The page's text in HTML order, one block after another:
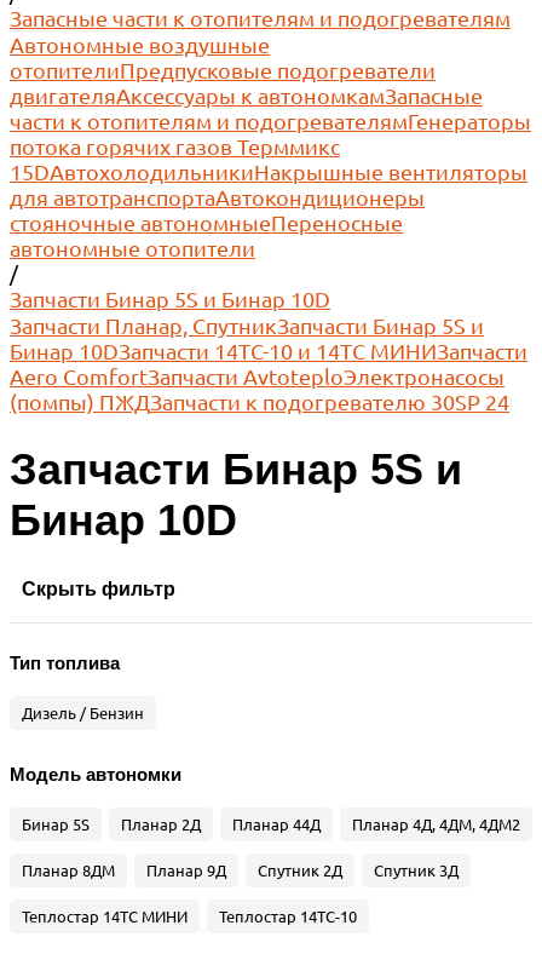
Запасные части к отопителям и подогревателям
Автономные воздушные
отопителиПредпусковые подогреватели
двигателяАксессуары к автономкамЗапасные
части к отопителям и подогревателямГенераторы
потока горячих газов Терммикс
15DАвтохолодильникиНакрышные вентиляторы
для автотранспортаАвтокондиционеры
стояночные автономныеПереносные
автономные отопители
/
Запчасти Бинар 5S и Бинар 10D
Запчасти Планар, СпутникЗапчасти Бинар 5S и
Бинар 10DЗапчасти 14ТС-10 и 14ТС МИНИЗапчасти
Aero ComfortЗапчасти AvtoteploЭлектронасосы
(помпы) ПЖДЗапчасти к подогревателю 30SP 24
Запчасти Бинар 5S и
Бинар 10D
Скрыть фильтр
Тип топлива
Дизель / Бензин
Модель автономки
Бинар 5S Планар 2Д Планар 44Д Планар 4Д, 4ДМ, 4ДМ2
Планар 8ДМ Планар 9Д Спутник 2Д Спутник 3Д
Теплостар 14ТС МИНИ Теплостар 14ТС-10